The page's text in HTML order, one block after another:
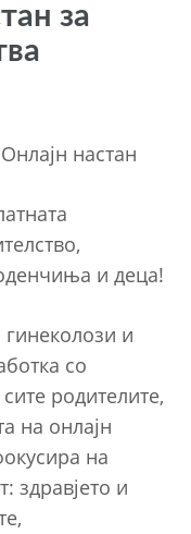
за
настан
и деца!
гинеколози и
со
родителите,
на онлајн
на
здравјето и